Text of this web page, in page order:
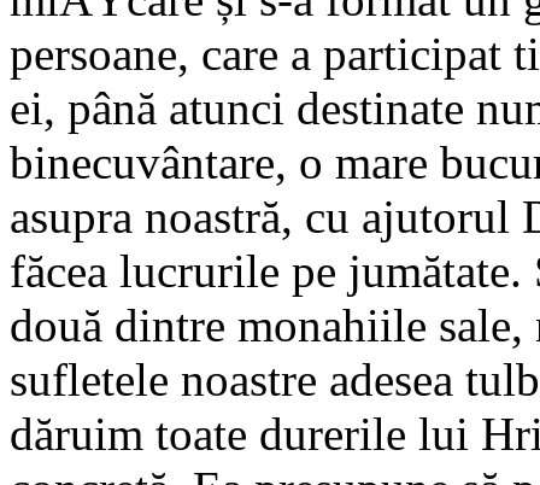
persoane, care a participat
ei, până atunci destinate
binecuvântare, o mare
asupra noastră, cu
făcea lucrurile pe
două dintre monahiile
sufletele noastre adesea
dăruim toate durerile lui